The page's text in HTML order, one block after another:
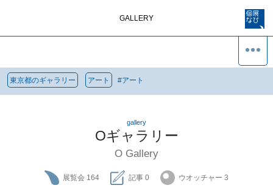
GALLERY
東京都のギャラリー アート #アート
gallery
Oギャラリー
O Gallery
展覧会 164 記事 0 ウオッチャー 3